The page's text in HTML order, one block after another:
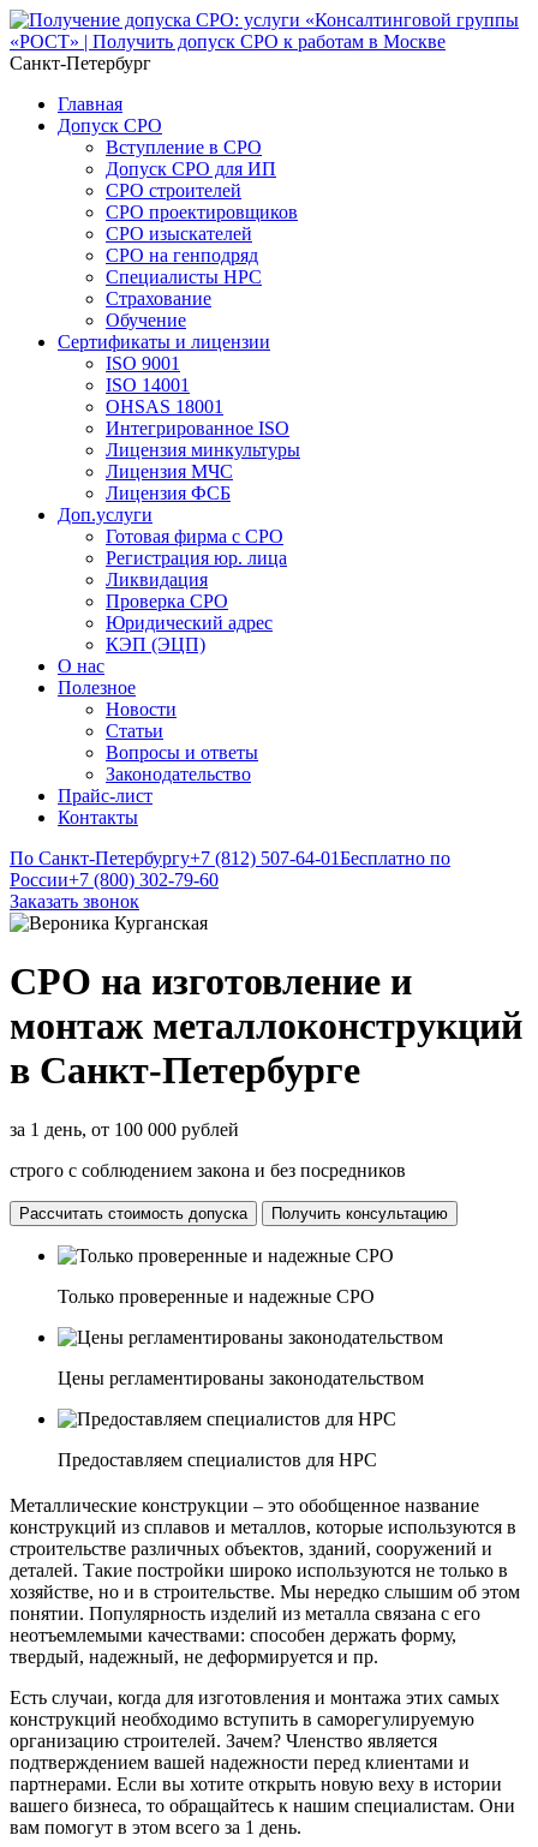
Санкт-Петербург
Главная
Допуск СРО
Вступление в СРО
Допуск СРО для ИП
СРО строителей
СРО проектировщиков
СРО изыскателей
СРО на генподряд
Специалисты НРС
Страхование
Обучение
Сертификаты и лицензии
ISO 9001
ISO 14001
OHSAS 18001
Интегрированное ISO
Лицензия минкультуры
Лицензия МЧС
Лицензия ФСБ
Доп.услуги
Готовая фирма с СРО
Регистрация юр. лица
Ликвидация
Проверка СРО
Юридический адрес
КЭП (ЭЦП)
О нас
Полезное
Новости
Статьи
Вопросы и ответы
Законодательство
Прайс-лист
Контакты
По Санкт-Петербургу+7 (812) 507-64-01Бесплатно по
России+7 (800) 302-79-60
Заказать звонок
СРО на изготовление и
монтаж металлоконструкций
в Санкт-Петербурге
за 1 день, от 100 000 рублей
строго с соблюдением закона и без посредников
Рассчитать стоимость допуска Получить консультацию
Только проверенные и надежные СРО
Цены регламентированы законодательством
Предоставляем специалистов для НРС
Металлические конструкции – это обобщенное название
конструкций из сплавов и металлов, которые используются в
строительстве различных объектов, зданий, сооружений и
деталей. Такие постройки широко используются не только в
хозяйстве, но и в строительстве. Мы нередко слышим об этом
понятии. Популярность изделий из металла связана с его
неотъемлемыми качествами: способен держать форму,
твердый, надежный, не деформируется и пр.
Есть случаи, когда для изготовления и монтажа этих самых
конструкций необходимо вступить в саморегулируемую
организацию строителей. Зачем? Членство является
подтверждением вашей надежности перед клиентами и
партнерами. Если вы хотите открыть новую веху в истории
вашего бизнеса, то обращайтесь к нашим специалистам. Они
вам помогут в этом всего за 1 день.